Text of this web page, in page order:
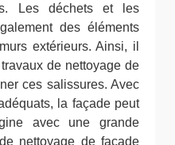
Les déchets et les
des éléments
extérieurs. Ainsi, il
de nettoyage de
ces salissures. Avec
la façade peut
avec une grande
nettoyage de façade